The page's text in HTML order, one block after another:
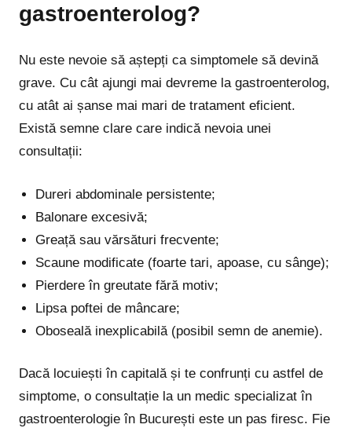
gastroenterolog?
Nu este nevoie să aștepți ca simptomele să devină
grave. Cu cât ajungi mai devreme la gastroenterolog,
cu atât ai șanse mai mari de tratament eficient.
Există semne clare care indică nevoia unei
consultații:
Dureri abdominale persistente;
Balonare excesivă;
Greață sau vărsături frecvente;
Scaune modificate (foarte tari, apoase, cu sânge);
Pierdere în greutate fără motiv;
Lipsa poftei de mâncare;
Oboseală inexplicabilă (posibil semn de anemie).
Dacă locuiești în capitală și te confrunți cu astfel de
simptome, o consultație la un medic specializat în
gastroenterologie în București este un pas firesc. Fie